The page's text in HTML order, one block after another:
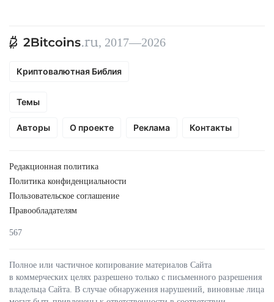
, 2017—2026
Криптовалютная Библия
Темы
Авторы О проекте Реклама Контакты
Редакционная политика
Политика конфиденциальности
Пользовательское соглашение
Правообладателям
567
Полное или частичное копирование материалов Сайта
в коммерческих целях разрешено только с письменного разрешения
владельца Сайта. В случае обнаружения нарушений, виновные лица